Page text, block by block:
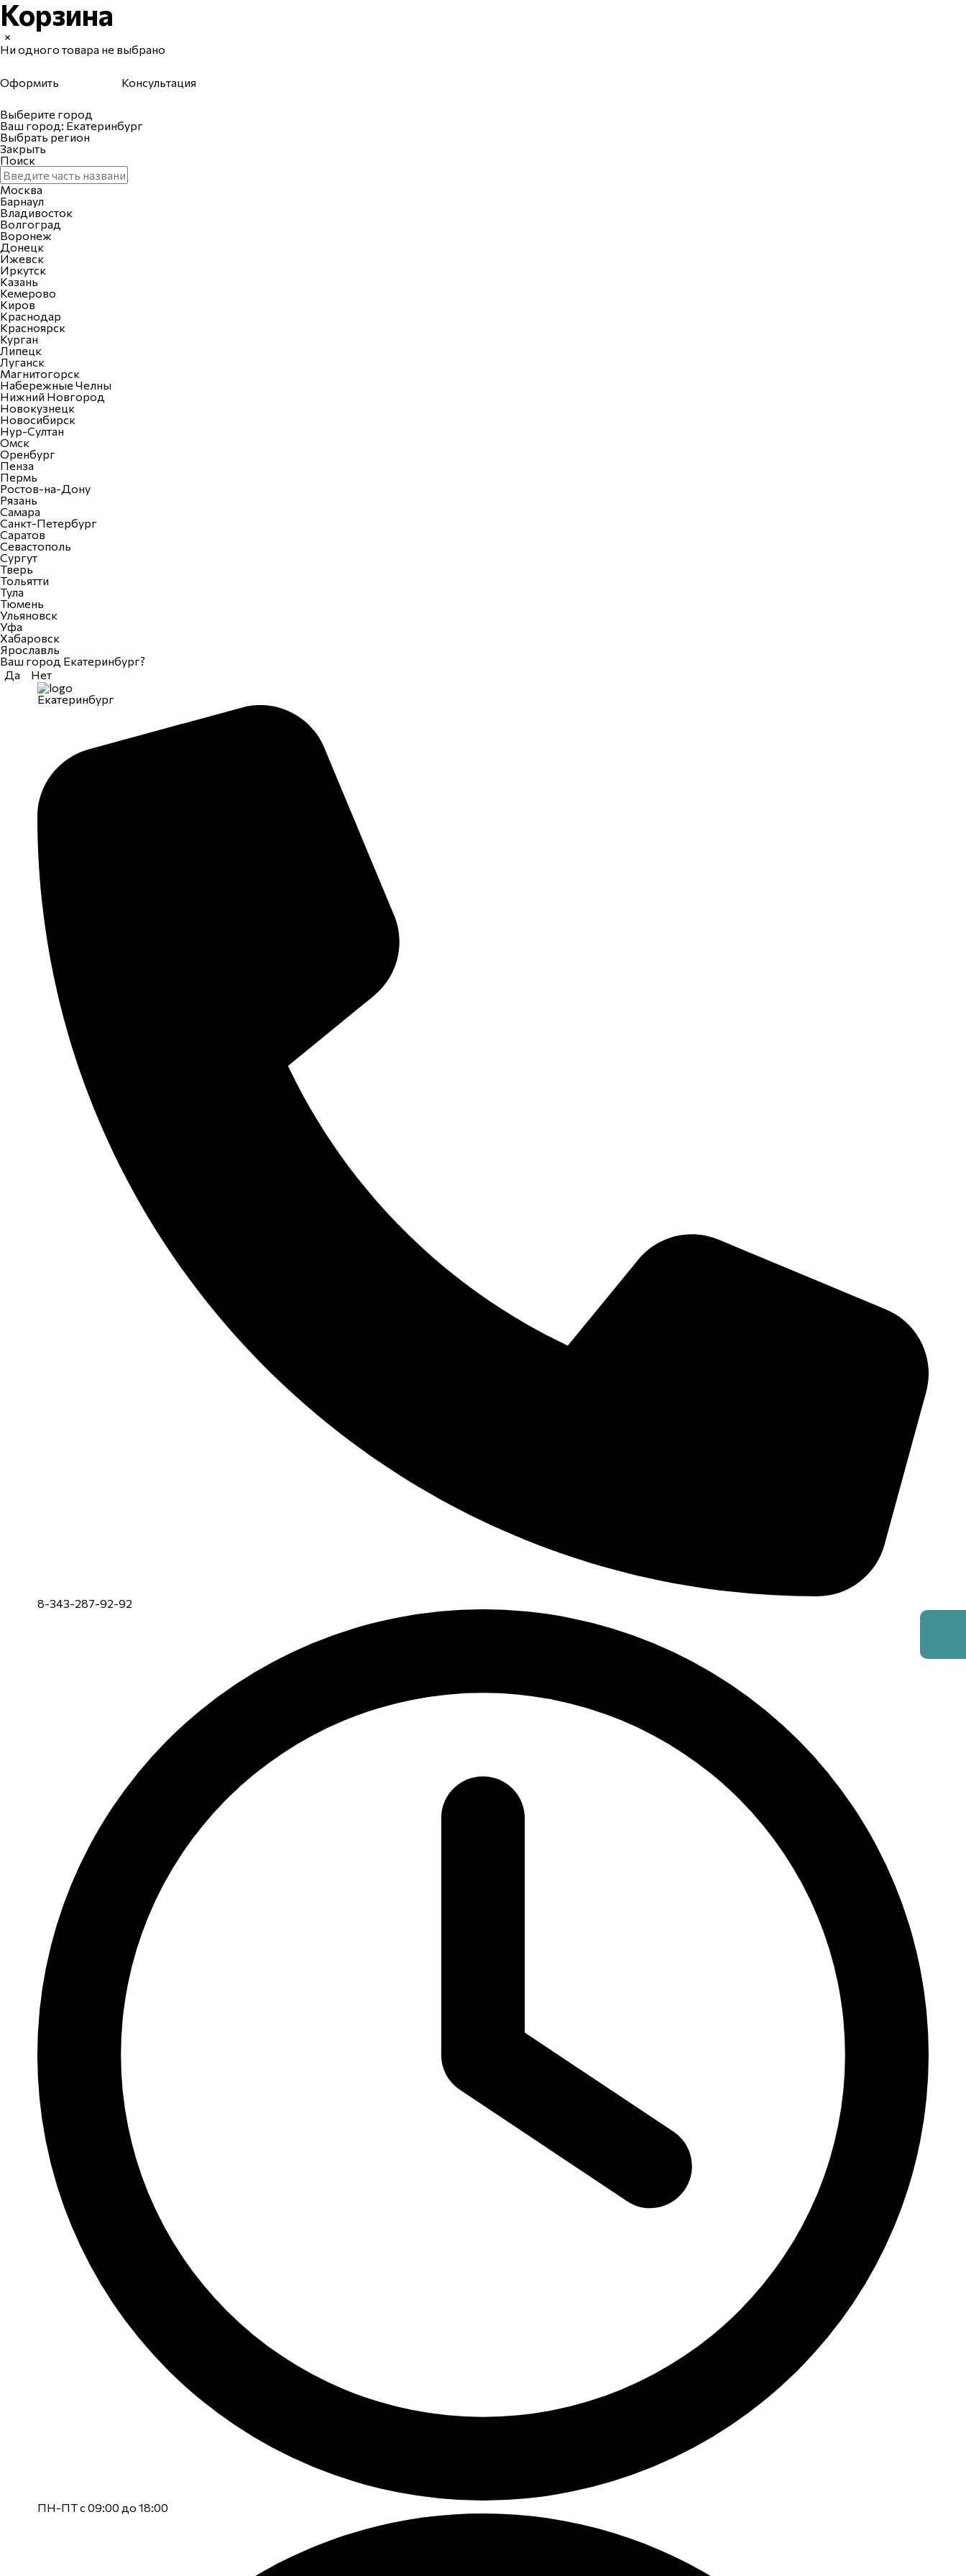
Корзина
×
Ни одного товара не выбрано
Оформить Консультация
Выберите город
Ваш город: Екатеринбург
Выбрать регион
Закрыть
Поиск
Москва
Барнаул
Владивосток
Волгоград
Воронеж
Донецк
Ижевск
Иркутск
Казань
Кемерово
Киров
Краснодар
Красноярск
Курган
Липецк
Луганск
Магнитогорск
Набережные Челны
Нижний Новгород
Новокузнецк
Новосибирск
Нур-Султан
Омск
Оренбург
Пенза
Пермь
Ростов-на-Дону
Рязань
Самара
Санкт-Петербург
Саратов
Севастополь
Сургут
Тверь
Тольятти
Тула
Тюмень
Ульяновск
Уфа
Хабаровск
Ярославль
Ваш город Екатеринбург?
Да
Нет
Екатеринбург
8-343-287-92-92
ПН-ПТ с 09:00 до 18:00